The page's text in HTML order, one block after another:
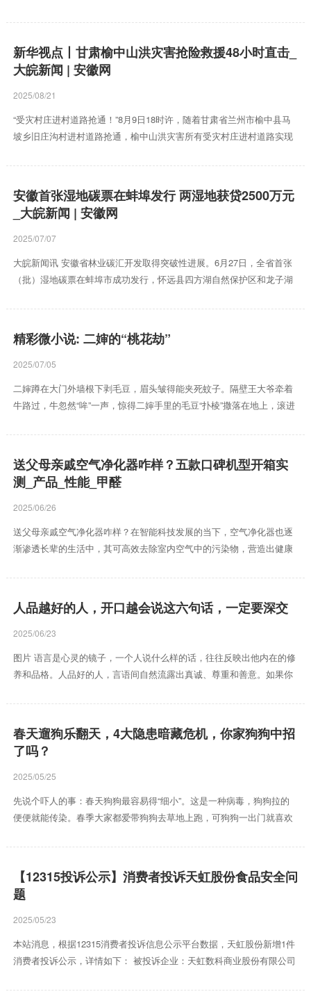
势，准备在本土与美国决一死战。日本的军国主义狂热，让整个日本民
族怀有“亡国亡种”的危机感，各种军事动员反复洗脑日本人民做好“玉
碎”的准备，准备和美国的登陆部队同归于尽。不过，8月14日在裕仁天
皇的授意下日本决定向美国投降，这也让准备进攻日本本土的美军松了
一口气。这场胜利看似来得突然，但背后却...
新华视点丨甘肃榆中山洪灾害抢险救援48小时直击_
大皖新闻 | 安徽网
2025/08/21
“受灾村庄进村道路抢通！”8月9日18时许，随着甘肃省兰州市榆中县马
坡乡旧庄沟村进村道路抢通，榆中山洪灾害所有受灾村庄进村道路实现
连降暴雨，引发山洪灾害。截至9日12时，灾害造成13人遇难、30人失
联，8个乡镇不同程度受灾。灾害发生后，各方力量迅速集结，紧急投入
抢险救援。 这是8月9日在榆中县马坡乡马莲滩村拍摄的山洪灾害现场
（无人机照片）。新华社记者 郎兵兵 摄 “惊魂一夜”：山洪为何来势凶
猛？ “没见过这么大的雨。”7日夜，8...
安徽首张湿地碳票在蚌埠发行 两湿地获贷2500万元
_大皖新闻 | 安徽网
2025/07/07
大皖新闻讯 安徽省林业碳汇开发取得突破性进展。6月27日，全省首张
（批）湿地碳票在蚌埠市成功发行，怀远县四方湖自然保护区和龙子湖
1500万元和1000万元。 湿地碳票是量化记录特定湿地在一定时期内吸
收二氧化碳、释放氧气能力的凭证，是生态资源转化为资产和资本的关
键工具。蚌埠市湿地资源丰富，总面积达91.2万亩，湿地率10.21%。
为探索湿地生态价值实现新路径，蚌埠市历时11个月，在四方湖（7.47
精彩微小说: 二婶的“桃花劫”
2025/07/05
二婶蹲在大门外墙根下剥毛豆，眉头皱得能夹死蚊子。隔壁王大爷牵着
牛路过，牛忽然“哞”一声，惊得二婶手里的毛豆“扑棱”撒落在地上，滚进
筐作势要砸。王大爷嘿嘿笑：“它瞅见你这朵村花，忍不住打招呼呗。”
这话搁十年前，二婶能羞得拿围裙捂着脸跑。可自打老伴走后，村里媒
人踏破门槛，二婶见谁都像来“推销对象”的。前儿个张大妈拎着俩鸡蛋
上门，刚说“邻村有个退休教师”，二婶就把人往门外推：“我家锄头还没
磨呢，没空唠嗑！” 可王大爷最近忒反常。二婶...
送父母亲戚空气净化器咋样？五款口碑机型开箱实
测_产品_性能_甲醛
2025/06/26
送父母亲戚空气净化器咋样？在智能科技发展的当下，空气净化器也逐
渐渗透长辈的生活中，其可高效去除室内空气中的污染物，营造出健康
选到劣质品，不光不能改善空气质量，还会因净化性能差，而造成甲
醛、细菌病毒残留，危害健康！为此，我针对多款主流机型进行了多维
度的测评，旨在选出安全可靠的送礼优选。 送父母亲戚空气净化器咋
样？接下来进入到本期的重点环境，如若不知该如何选择，可直接从以
人品越好的人，开口越会说这六句话，一定要深交
2025/06/23
图片 语言是心灵的镜子，一个人说什么样的话，往往反映出他内在的修
养和品格。人品好的人，言语间自然流露出真诚、尊重和善意。如果你
错，我来负责" 为什么体现人品？- 敢于担当：不推卸责任，遇事主动承
担，不甩锅给他人。- 有自省力：能认识到自己的不足，并愿意改进。
典型场景：- 工作出现失误时，不找借口，而是说："这次问题在我，我
会尽快解决。"- 与人发生矛盾时，不狡辩，而是坦诚："我刚才态度不
好，抱歉。"如何识别？观察对方是否在犯错后...
春天遛狗乐翻天，4大隐患暗藏危机，你家狗狗中招
了吗？
2025/05/25
先说个吓人的事：春天狗狗最容易得“细小”。这是一种病毒，狗狗拉的
便便就能传染。春季大家都爱带狗狗去草地上跑，可狗狗一出门就喜欢
以，带狗狗出门一定要系上牵引绳，别让它乱跑乱吃，省得惹上麻烦。
再说驱虫，这事可不能马虎。春天暖和，蜱虫、跳蚤这些小虫子开始冒
头，专门往狗狗身上钻。它们咬一口，狗狗就痒得抓个不停，甚至可能
生病。宠主得定期给狗狗用驱虫药，把这些虫子赶走。不过，驱虫药有
点刺激，狗狗可能会吐或者拉肚子。这时候，别慌，给狗狗吃点益生...
【12315投诉公示】消费者投诉天虹股份食品安全问
题
2025/05/23
本站消息，根据12315消费者投诉信息公示平台数据，天虹股份新增1件
消费者投诉公示，详情如下： 被投诉企业：天虹数科商业股份有限公司